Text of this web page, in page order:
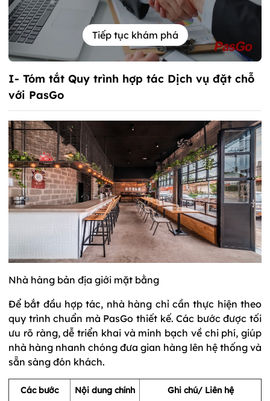
Tiếp tục khám phá
I- Tóm tắt Quy trình hợp tác Dịch vụ đặt chỗ
với PasGo
Nhà hàng bản địa giới mặt bằng
Để bắt đầu hợp tác, nhà hàng chỉ cần thực hiện theo
quy trình chuẩn mà PasGo thiết kế. Các bước được tối
ưu rõ ràng, dễ triển khai và minh bạch về chi phí, giúp
nhà hàng nhanh chóng đưa gian hàng lên hệ thống và
sẵn sàng đón khách.
Các bước Nội dung chính Ghi chú/ Liên hệ